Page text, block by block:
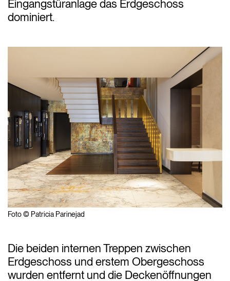
Eingangstüranlage das Erdgeschoss
dominiert.
Foto © Patricia Parinejad
Die beiden internen Treppen zwischen
Erdgeschoss und erstem Obergeschoss
wurden entfernt und die Deckenöffnungen